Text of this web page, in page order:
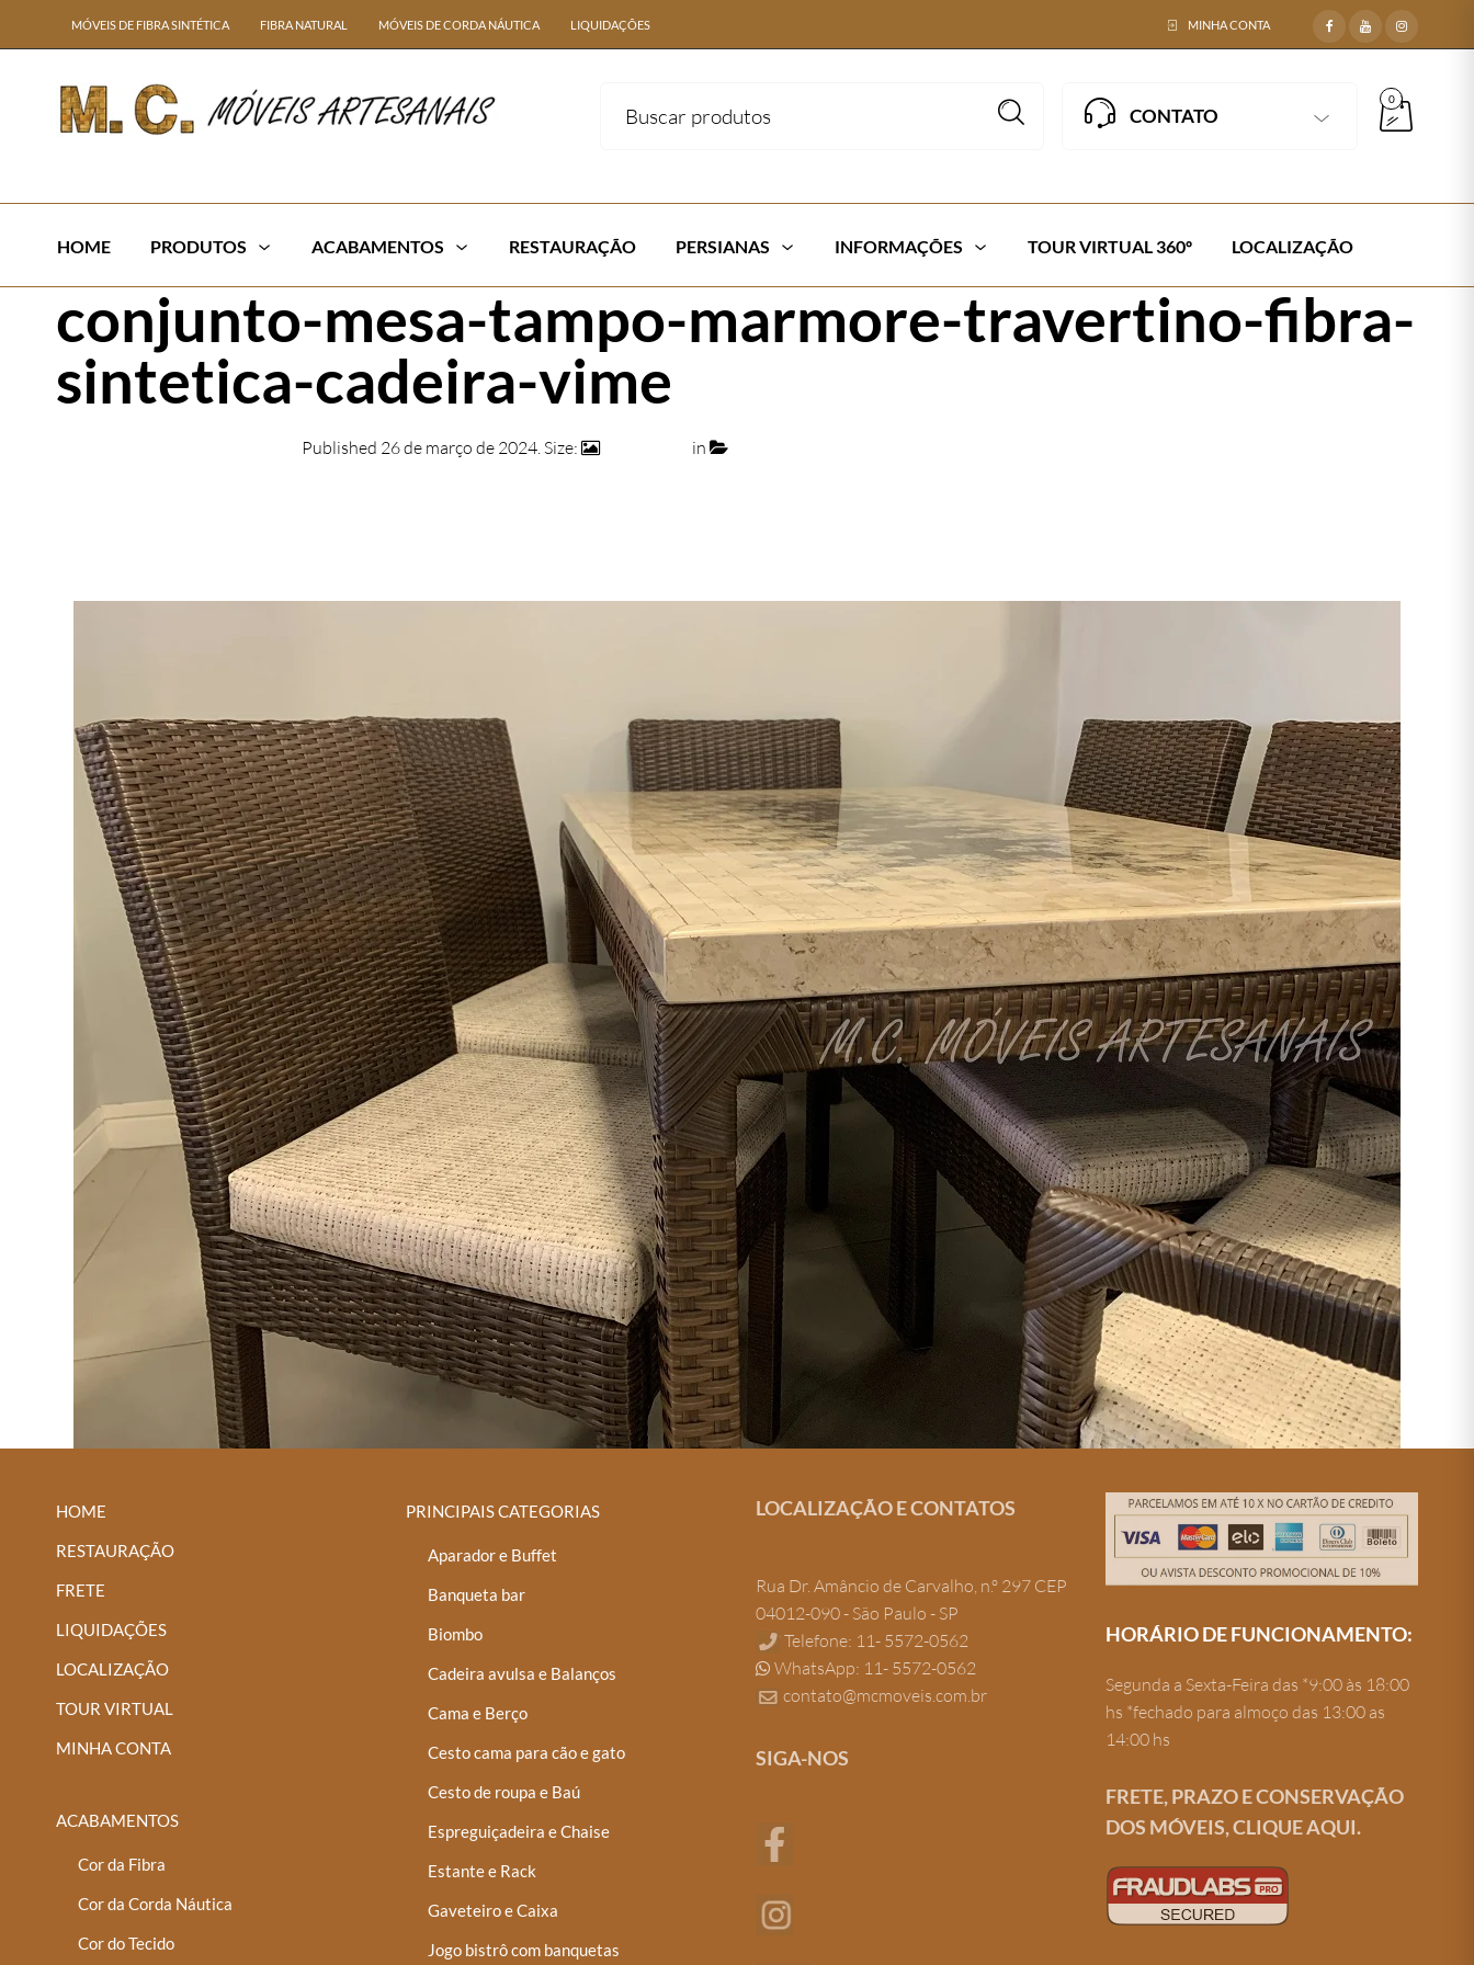
MÓVEIS DE FIBRA SINTÉTICA FIBRA NATURAL MÓVEIS DE CORDA NÁUTICA LIQUIDAÇÕES MINHA CONTA
CONTATO
0
HOME PRODUTOS ACABAMENTOS RESTAURAÇÃO PERSIANAS INFORMAÇÕES TOUR VIRTUAL 360º LOCALIZAÇÃO
conjunto-mesa-tampo-marmore-travertino-fibra-
sintetica-cadeira-vime
Published 26 de março de 2024 . Size: in
HOME
RESTAURAÇÃO
FRETE
LIQUIDAÇÕES
LOCALIZAÇÃO
TOUR VIRTUAL
MINHA CONTA
ACABAMENTOS
Cor da Fibra
Cor da Corda Náutica
Cor do Tecido
PRINCIPAIS CATEGORIAS
Aparador e Buffet
Banqueta bar
Biombo
Cadeira avulsa e Balanços
Cama e Berço
Cesto cama para cão e gato
Cesto de roupa e Baú
Espreguiçadeira e Chaise
Estante e Rack
Gaveteiro e Caixa
Jogo bistrô com banquetas
LOCALIZAÇÃO E CONTATOS
Rua Dr. Amâncio de Carvalho, n.º 297 CEP
04012-090 - São Paulo - SP
Telefone: 11- 5572-0562
WhatsApp: 11- 5572-0562
contato@mcmoveis.com.br
SIGA-NOS
HORÁRIO DE FUNCIONAMENTO:
Segunda a Sexta-Feira das *9:00 às 18:00
hs *fechado para almoço das 13:00 as
14:00 hs
FRETE, PRAZO E CONSERVAÇÃO
DOS MÓVEIS, CLIQUE AQUI.